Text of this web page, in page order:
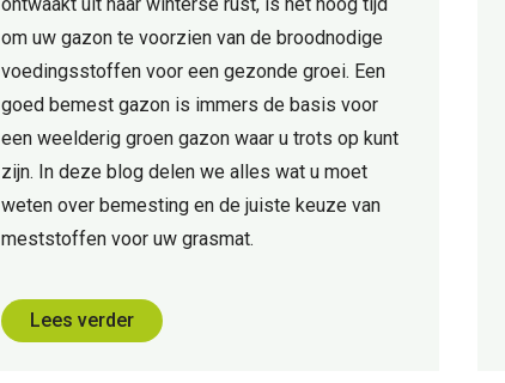
om uw gazon te voorzien van de broodnodige
voedingsstoffen voor een gezonde groei. Een
goed bemest gazon is immers de basis voor
een weelderig groen gazon waar u trots op kunt
zijn. In deze blog delen we alles wat u moet
weten over bemesting en de juiste keuze van
meststoffen voor uw grasmat.
Lees verder